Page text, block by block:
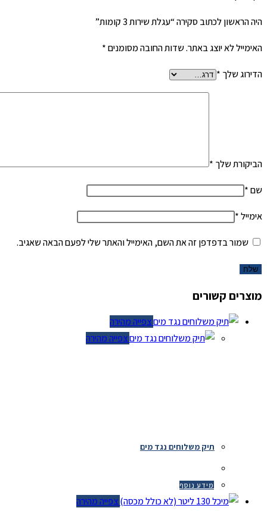
היה הראשון לכתוב סקירה “עגלת שירות 3 קומות”
האימייל לא יוצג באתר.שדות החובה מסומנים*
הדירוג שלך*
הביקורת שלך*
שם*
אימייל*
שמור בדפדפן זה את השם, האימייל והאתר שלי לפעם הבאה שאגיב.
מוצרים קשורים
צפייה מהירה
צפייה מהירה
תיק משלוחים נגד מים
מידע נוסף
צפייה מהירה